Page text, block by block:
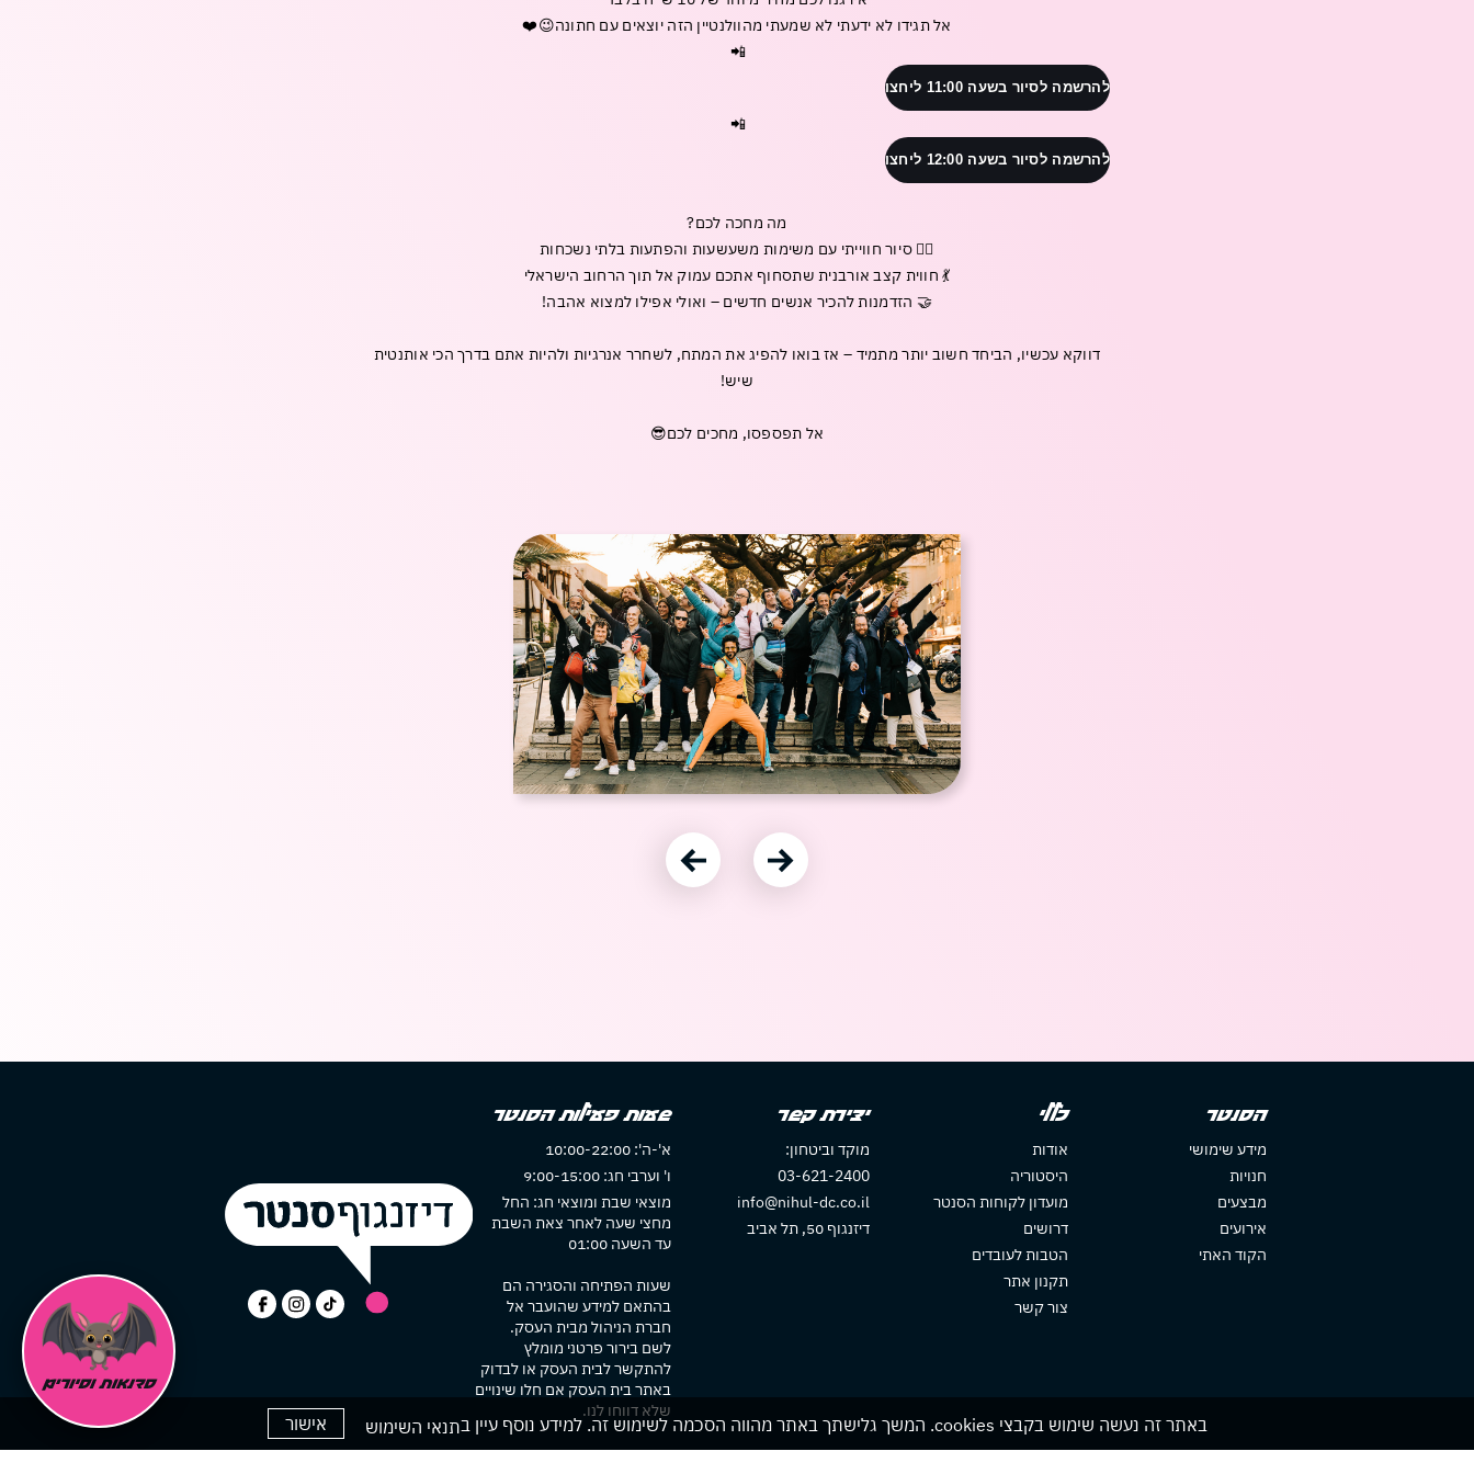
באתר זה נעשה שימוש בקבצי cookies. המשך גלישתך באתר מהווה הסכמה לשימוש זה. למידע נוסף עיין ב תנאי השימוש אישור
אל תגידו לא ידעתי לא שמעתי מהוולנטיין הזה יוצאים עם חתונה😉❤️
📲
להרשמה לסיור בשעה 11:00 ליחצו
📲
להרשמה לסיור בשעה 12:00 ליחצו
מה מחכה לכם?
🚶‍♂️ סיור חווייתי עם משימות משעשעות והפתעות בלתי נשכחות
💃 חווית קצב אורבנית שתסחוף אתכם עמוק אל תוך הרחוב הישראלי
🤝 הזדמנות להכיר אנשים חדשים – ואולי אפילו למצוא אהבה!
דווקא עכשיו, הביחד חשוב יותר מתמיד – אז בואו להפיג את המתח, לשחרר אנרגיות ולהיות אתם בדרך הכי אותנטית
שיש!
אל תפספסו, מחכים לכם😎
עבור לתמונה הקודמת עבור לתמונה הבאה
הסנטר
מידע שימושי
חנויות
מבצעים
אירועים
הקוד האתי
כללי
אודות
היסטוריה
מועדון לקוחות הסנטר
דרושים
הטבות לעובדים
תקנון אתר
צור קשר
יצירת קשר
מוקד וביטחון:
03-621-2400
info@nihul-dc.co.il
דיזנגוף 50, תל אביב
שעות פעילות הסנטר
א'-ה': 10:00-22:00
ו' וערבי חג: 9:00-15:00
מוצאי שבת ומוצאי חג: החל
מחצי שעה לאחר צאת השבת
עד השעה 01:00
שעות הפתיחה והסגירה הם
בהתאם למידע שהועבר אל
חברת הניהול מבית העסק.
לשם בירור פרטני מומלץ
להתקשר לבית העסק או לבדוק
באתר בית העסק אם חלו שינויים
שלא דווחו לנו.